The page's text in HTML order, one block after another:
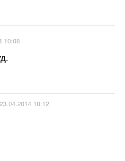
10:08
23.04.2014 10:12